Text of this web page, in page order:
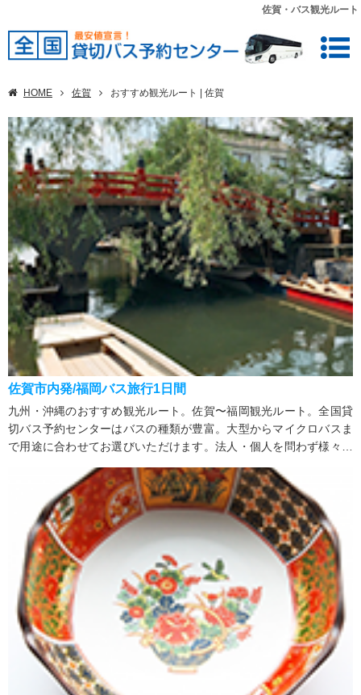
佐賀・バス観光ルート
HOME 佐賀 おすすめ観光ルート | 佐賀
佐賀市内発/福岡バス旅行1日間
九州・沖縄のおすすめ観光ルート。佐賀〜福岡観光ルート。全国貸
切バス予約センターはバスの種類が豊富。大型からマイクロバスま
で用途に合わせてお選びいただけます。法人・個人を問わず様々な